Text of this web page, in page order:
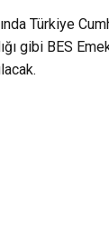
Türkiye
gibi BES